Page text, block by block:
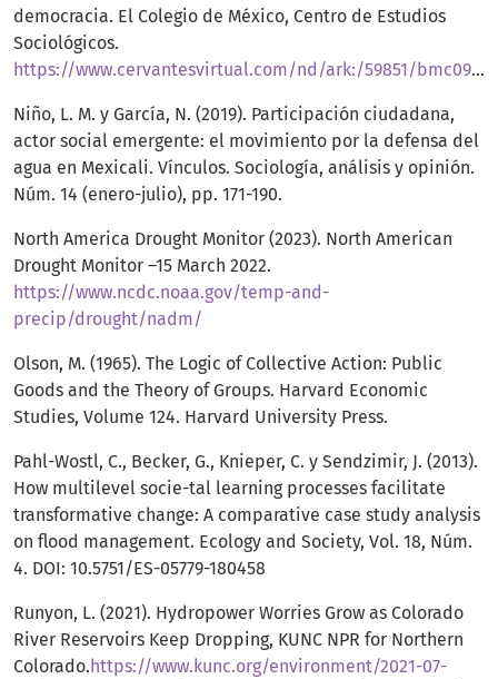
democracia. El Colegio de México, Centro de Estudios
Sociológicos.
https://www.cervantesvirtual.com/nd/ark:/59851/bmc0924292
Niño, L. M. y García, N. (2019). Participación ciudadana,
actor social emergente: el movimiento por la defensa del
agua en Mexicali. Vínculos. Sociología, análisis y opinión.
Núm. 14 (enero-julio), pp. 171-190.
North America Drought Monitor (2023). North American
Drought Monitor –15 March 2022.
https://www.ncdc.noaa.gov/temp-and-
precip/drought/nadm/
Olson, M. (1965). The Logic of Collective Action: Public
Goods and the Theory of Groups. Harvard Economic
Studies, Volume 124. Harvard University Press.
Pahl-Wostl, C., Becker, G., Knieper, C. y Sendzimir, J. (2013).
How multilevel socie-tal learning processes facilitate
transformative change: A comparative case study analysis
on flood management. Ecology and Society, Vol. 18, Núm.
4. DOI: 10.5751/ES-05779-180458
Runyon, L. (2021). Hydropower Worries Grow as Colorado
River Reservoirs Keep Dropping, KUNC NPR for Northern
Colorado. https://www.kunc.org/environment/2021-07-